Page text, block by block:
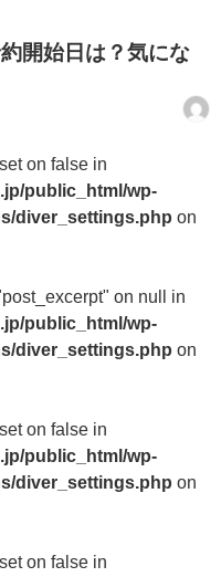
開始日は？気にな
on false in
public_html/wp-
diver_settings.php on
on null in
public_html/wp-
diver_settings.php on
on false in
public_html/wp-
diver_settings.php on
on false in